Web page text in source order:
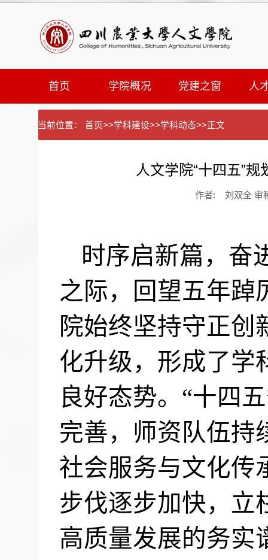
首页 学院概况 党建之窗 人
当前位置：首页>>学科建设>>学科动态>>正文
人文学院“十四五”
作者: 刘双全 审
时序启新篇，奋
之际，回望五年踔
院始终坚持守正创
化升级，形成了学
良好态势。“十四
完善，师资队伍持
社会服务与文化传
步伐逐步加快，立
高质量发展的务实